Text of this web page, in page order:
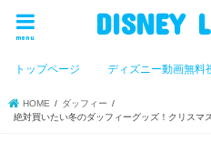
DISNEY
menu
トップページ ディズニー動画無料
HOME
ダッフィー
絶対買いたい冬のダッフィーグッズ！クリスマ